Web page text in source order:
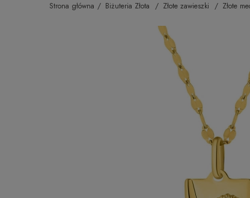
Strona główna Biżuteria Złota Złote zawieszki Złote